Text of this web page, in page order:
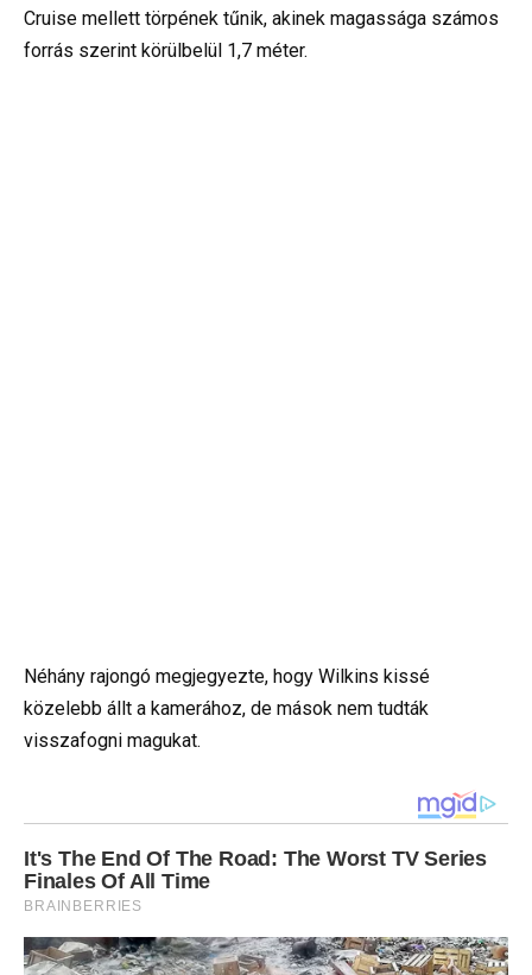
Cruise mellett törpének tűnik, akinek magassága számos
forrás szerint körülbelül 1,7 méter.
Néhány rajongó megjegyezte, hogy Wilkins kissé
közelebb állt a kamerához, de mások nem tudták
visszafogni magukat.